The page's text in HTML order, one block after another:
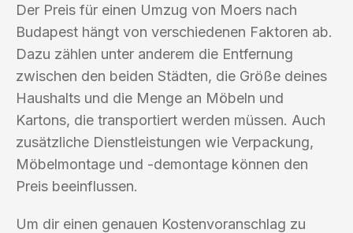
Der Preis für einen Umzug von Moers nach
Budapest hängt von verschiedenen Faktoren ab.
Dazu zählen unter anderem die Entfernung
zwischen den beiden Städten, die Größe deines
Haushalts und die Menge an Möbeln und
Kartons, die transportiert werden müssen. Auch
zusätzliche Dienstleistungen wie Verpackung,
Möbelmontage und -demontage können den
Preis beeinflussen.
Um dir einen genauen Kostenvoranschlag zu